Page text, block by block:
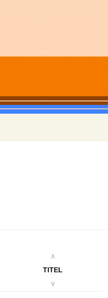
∧
TITEL
∨